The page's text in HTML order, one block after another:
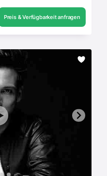
Preis & Verfügbarkeit anfragen